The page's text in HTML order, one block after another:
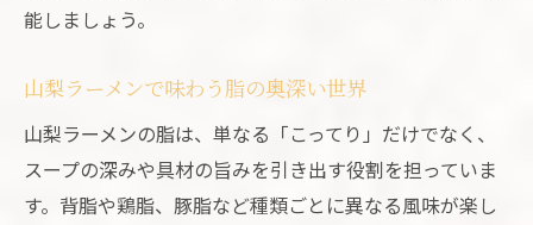
能しましょう。
山梨ラーメンで味わう脂の奥深い世界
山梨ラーメンの脂は、単なる「こってり」だけでなく、
スープの深みや具材の旨みを引き出す役割を担っていま
す。背脂や鶏脂、豚脂など種類ごとに異なる風味が楽し